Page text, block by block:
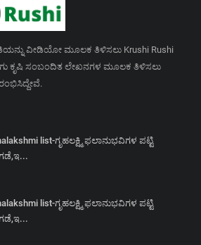
ವೀಡಿಯೋ ಮೂಲಕ ತಿಳಿಸಲು Krushi Rushi
ಕೃಷಿ ಸಂಬಂದಿತ ಲೇಖನಗಳ ಮೂಲಕ ತಿಳಿಸಲು
list-ಗೃಹಲಕ್ಷ್ಮಿ ಫಲಾನುಭವಿಗಳ ಪಟ್ಟಿ
list-ಗೃಹಲಕ್ಷ್ಮಿ ಫಲಾನುಭವಿಗಳ ಪಟ್ಟಿ